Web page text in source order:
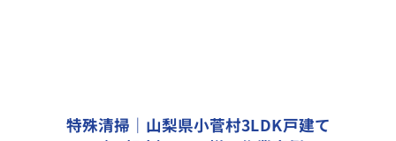
特殊清掃｜山梨県小菅村3LDK戸建て